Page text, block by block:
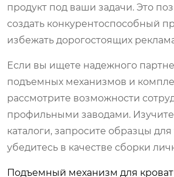
продукт под ваши задачи. Это
создать конкурентоспособный
избежать дорогостоящих
Если вы ищете надежного
подъемных механизмов и
рассмотрите возможности
профильными заводами. Изучите
каталоги, запросите образцы
убедитесь в качестве сборки
Подъемный механизм для